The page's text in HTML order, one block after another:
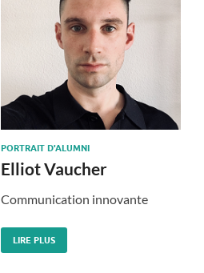
PORTRAIT D'ALUMNI
Elliot Vaucher
Communication innovante
LIRE PLUS